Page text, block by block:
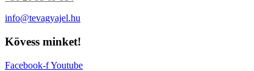
info@tevagyajel.hu
Kövess minket!
Facebook-fYoutube